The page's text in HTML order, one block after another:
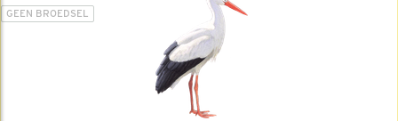
GEEN BROEDSEL